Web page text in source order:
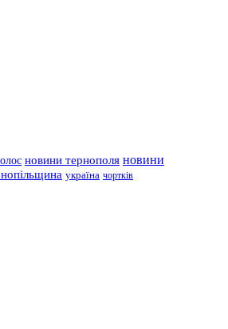
новини тернополя новини
україна чортків